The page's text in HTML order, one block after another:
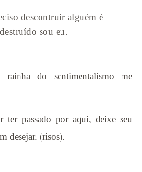
descontruir alguém é
sou eu.
do sentimentalismo me
ter passado por aqui, deixe seu
desejar. (risos).